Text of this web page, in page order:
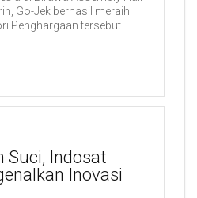
Go-Jek berhasil meraih
Penghargaan tersebut
Suci, Indosat
Inovasi